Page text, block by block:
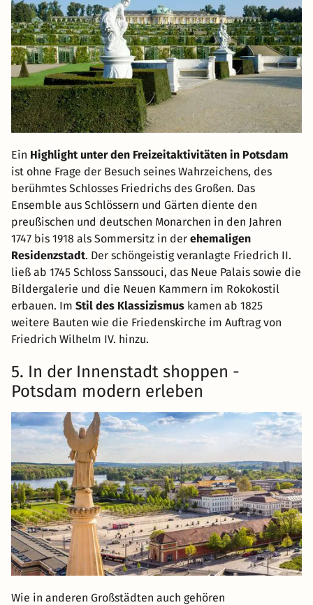
Ein Highlight unter den Freizeitaktivitäten in Potsdam
ist ohne Frage der Besuch seines Wahrzeichens, des
berühmtes Schlosses Friedrichs des Großen. Das
Ensemble aus Schlössern und Gärten diente den
preußischen und deutschen Monarchen in den Jahren
1747 bis 1918 als Sommersitz in der ehemaligen
Residenzstadt. Der schöngeistig veranlagte Friedrich II.
ließ ab 1745 Schloss Sanssouci, das Neue Palais sowie die
Bildergalerie und die Neuen Kammern im Rokokostil
erbauen. Im Stil des Klassizismus kamen ab 1825
weitere Bauten wie die Friedenskirche im Auftrag von
Friedrich Wilhelm IV. hinzu.
5. In der Innenstadt shoppen -
Potsdam modern erleben
Wie in anderen Großstädten auch gehören